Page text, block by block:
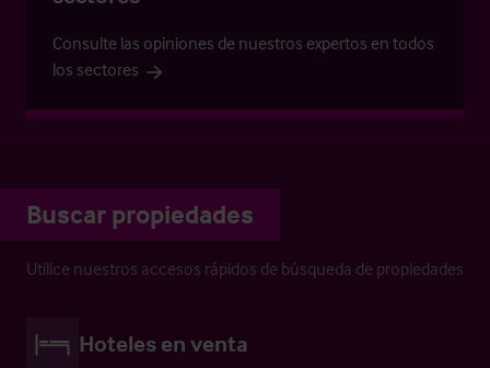
Consulte las opiniones de nuestros expertos en todos
los sectores
Buscar propiedades
Utilice nuestros accesos rápidos de búsqueda de propiedades
Hoteles en venta